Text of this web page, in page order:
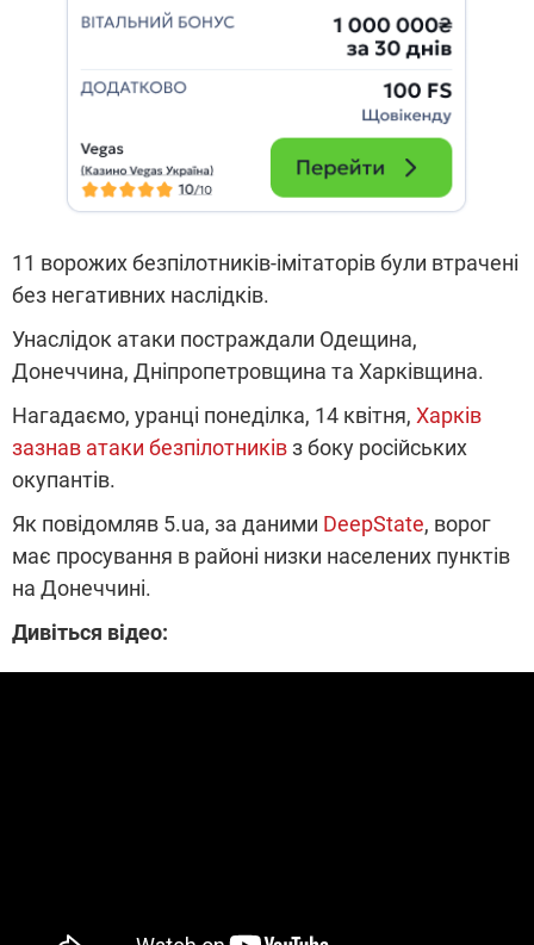
11 ворожих безпілотників-імітаторів були втрачені
без негативних наслідків.
Унаслідок атаки постраждали Одещина,
Донеччина, Дніпропетровщина та Харківщина.
Нагадаємо, уранці понеділка, 14 квітня, Харків
зазнав атаки безпілотниківз боку російських
окупантів.
Як повідомляв 5.ua, за даними DeepState, ворог
має просування в районі низки населених пунктів
на Донеччині.
Дивіться відео: